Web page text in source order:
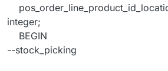
integer;
BEGIN
--stock_picking